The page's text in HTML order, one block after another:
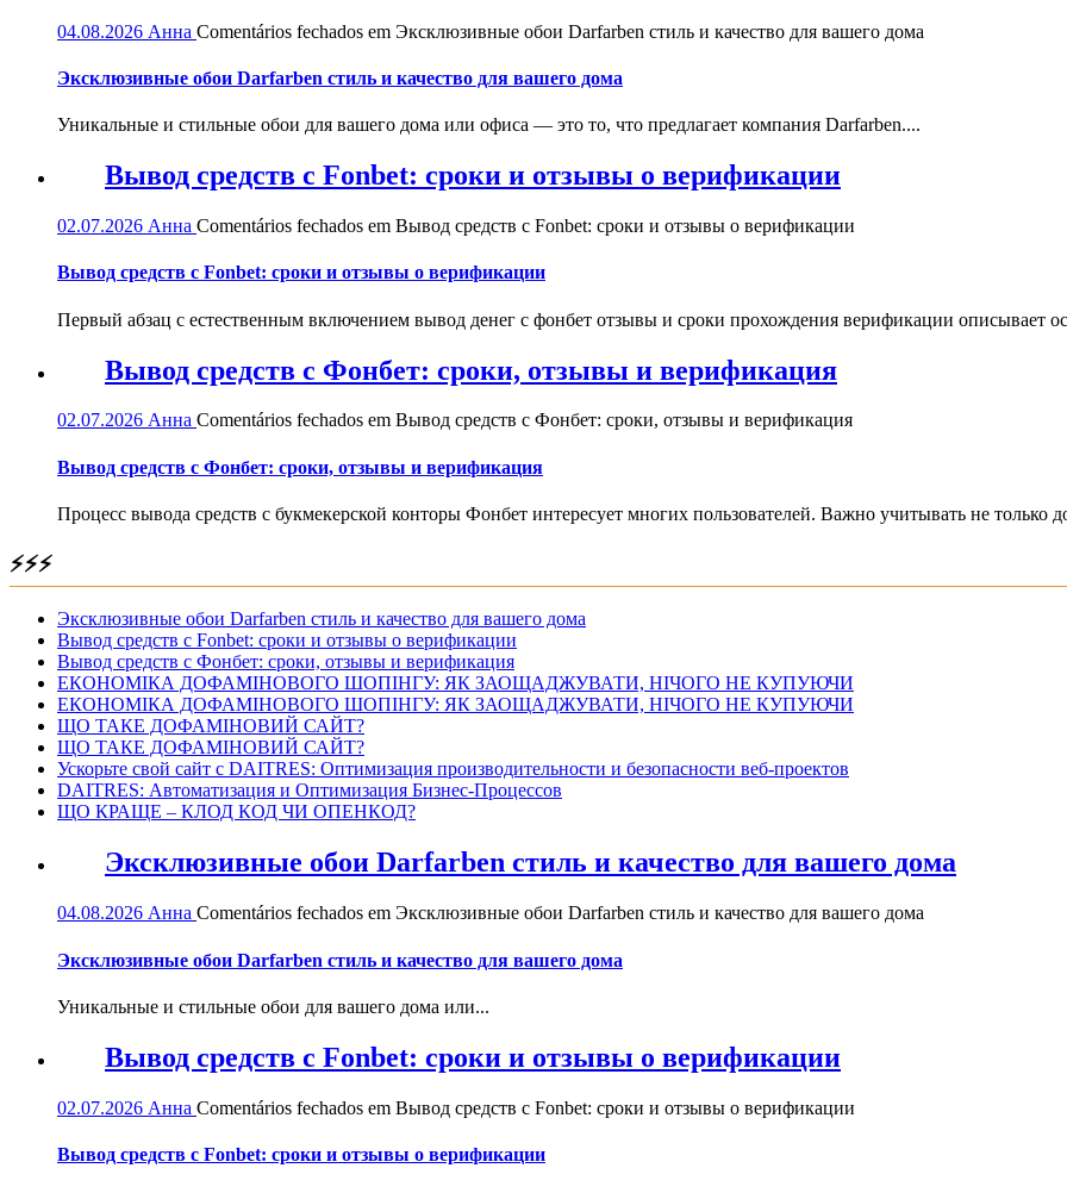
04.08.2026 Анна Comentários fechados em Эксклюзивные обои Darfarben стиль и качество для вашего дома
Эксклюзивные обои Darfarben стиль и качество для вашего дома
Уникальные и стильные обои для вашего дома или офиса — это то, что предлагает компания Darfarben....
Вывод средств с Fonbet: сроки и отзывы о верификации
02.07.2026 Анна Comentários fechados em Вывод средств с Fonbet: сроки и отзывы о верификации
Вывод средств с Fonbet: сроки и отзывы о верификации
Первый абзац с естественным включением вывод денег с фонбет отзывы и сроки прохождения верификации описывает
Вывод средств с Фонбет: сроки, отзывы и верификация
02.07.2026 Анна Comentários fechados em Вывод средств с Фонбет: сроки, отзывы и верификация
Вывод средств с Фонбет: сроки, отзывы и верификация
Процесс вывода средств с букмекерской конторы Фонбет интересует многих пользователей. Важно учитывать не только
⚡⚡⚡
Эксклюзивные обои Darfarben стиль и качество для вашего дома
Вывод средств с Fonbet: сроки и отзывы о верификации
Вывод средств с Фонбет: сроки, отзывы и верификация
ЕКОНОМІКА ДОФАМІНОВОГО ШОПІНГУ: ЯК ЗАОЩАДЖУВАТИ, НІЧОГО НЕ КУПУЮЧИ
ЕКОНОМІКА ДОФАМІНОВОГО ШОПІНГУ: ЯК ЗАОЩАДЖУВАТИ, НІЧОГО НЕ КУПУЮЧИ
ЩО ТАКЕ ДОФАМІНОВИЙ САЙТ?
ЩО ТАКЕ ДОФАМІНОВИЙ САЙТ?
Ускорьте свой сайт с DAITRES: Оптимизация производительности и безопасности веб-проектов
DAITRES: Автоматизация и Оптимизация Бизнес-Процессов
ЩО КРАЩЕ – КЛОД КОД ЧИ ОПЕНКОД?
Эксклюзивные обои Darfarben стиль и качество для вашего дома
04.08.2026 Анна Comentários fechados em Эксклюзивные обои Darfarben стиль и качество для вашего дома
Эксклюзивные обои Darfarben стиль и качество для вашего дома
Уникальные и стильные обои для вашего дома или...
Вывод средств с Fonbet: сроки и отзывы о верификации
02.07.2026 Анна Comentários fechados em Вывод средств с Fonbet: сроки и отзывы о верификации
Вывод средств с Fonbet: сроки и отзывы о верификации